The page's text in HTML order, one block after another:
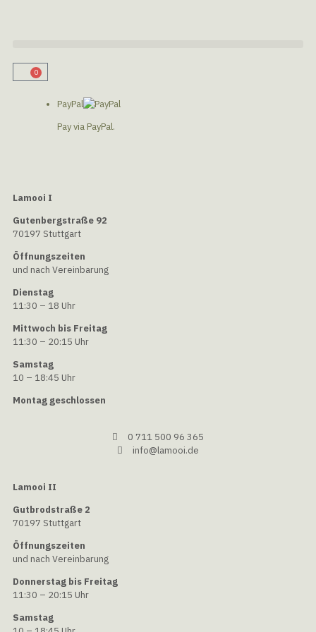
0
PayPal
Pay via PayPal.
Lamooi I
Gutenbergstraße 92
70197 Stuttgart
Öffnungszeiten
und nach Vereinbarung
Dienstag
11:30 – 18 Uhr
Mittwoch bis Freitag
11:30 – 20:15 Uhr
Samstag
10 – 18:45 Uhr
Montag geschlossen
0 711 500 96 365
info@lamooi.de
Lamooi II
Gutbrodstraße 2
70197 Stuttgart
Öffnungszeiten
und nach Vereinbarung
Donnerstag bis Freitag
11:30 – 20:15 Uhr
Samstag